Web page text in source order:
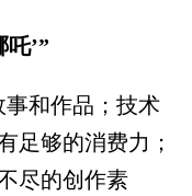
吒’”
和作品；技术
足够的消费力；
尽的创作素